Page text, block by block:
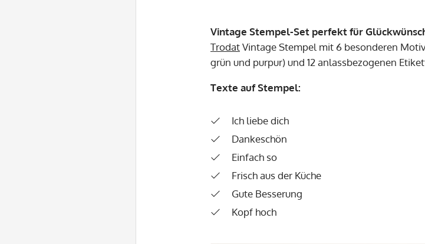
Vintage Stempel-Set perfekt für
TrodatVintage Stempel mit 6 besonderen
grün und purpur) und 12 anlassbezogenen
Texte auf Stempel:
Ich liebe dich
Dankeschön
Einfach so
Frisch aus der Küche
Gute Besserung
Kopf hoch